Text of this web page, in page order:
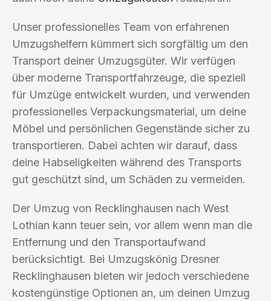
Unser professionelles Team von erfahrenen
Umzugshelfern kümmert sich sorgfältig um den
Transport deiner Umzugsgüter. Wir verfügen
über moderne Transportfahrzeuge, die speziell
für Umzüge entwickelt wurden, und verwenden
professionelles Verpackungsmaterial, um deine
Möbel und persönlichen Gegenstände sicher zu
transportieren. Dabei achten wir darauf, dass
deine Habseligkeiten während des Transports
gut geschützt sind, um Schäden zu vermeiden.
Der Umzug von Recklinghausen nach West
Lothian kann teuer sein, vor allem wenn man die
Entfernung und den Transportaufwand
berücksichtigt. Bei Umzugskönig Dresner
Recklinghausen bieten wir jedoch verschiedene
kostengünstige Optionen an, um deinen Umzug